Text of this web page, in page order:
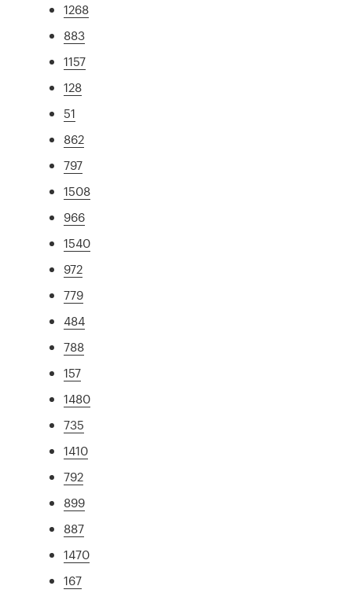
1268
883
1157
128
51
862
797
1508
966
1540
972
779
484
788
157
1480
735
1410
792
899
887
1470
167